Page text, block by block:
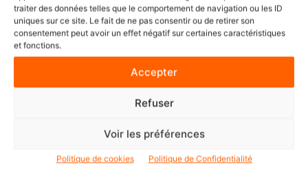
traiter des données telles que le comportement de navigation ou les ID
uniques sur ce site. Le fait de ne pas consentir ou de retirer son
consentement peut avoir un effet négatif sur certaines caractéristiques
et fonctions.
Accepter
Refuser
Voir les préférences
Politique de cookies Politique de Confidentialité
SOLUTIONS ET SERVICES
ITS Group construit les fondations
d’une IA souveraine et maîtrisée
POINTS DE VUE
Le Mode IA de Google, ou le Shadow